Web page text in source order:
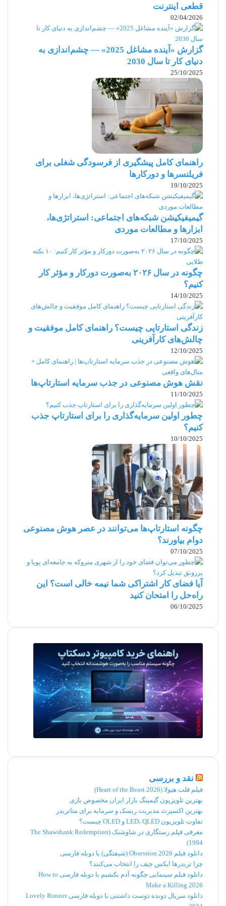
داشتن ظرفیت حمایت از شما و رشد روزافزون
توانایی تولید نتایج عالی
اخلاق کاری حرفه‌ای و توانایی کار به صورت
فریلنسینگ
داشتن درک روشنی از پروژه‌ها و مهارت‌های
لازم برایمدیریت پروژه
نگرش مثبت و فعال
داشتن مهارت‌های پایه و تمایل زیاد به یادگیری و
پیشرفت
منطقی بودن
داشتن تجربه در نقش‌ها و ساختارهای تیمی
مشابه
داشتن ارزش‌های مطابق با ارزش‌های شرکت
شما
علاقه به رشد و داشتن توانایی‌های بالقوۀ رهبری
3. برای مصاحبۀ تصویری برنامه‌ریزی
کنید.
تفاوت مراحل استخدام فریلنسر با استخدام سنتی در
چند مورد جزئی است. یکی از این تفاوت‌ها هم این
است که با فریلنسرهای منتخب به جای مصاحبۀ
حضوری، به‌صورت تلفنی و ویدئویی مصاحبه خواهید
کرد. به فریلنسرهای منتخب ایمیل یا پیام بدهید و
زمان مصاحبۀ ویدئویی را تعیین کنید. برای مصاحبۀ
آنلاین می‌توانید از پلتفرم‌هایی مصل زوم، گوگل
میت، تماس تصویری واتس اپ، اسکایپ و… استفاده
کنید.
در هنگام مصاحبه، تمام سؤالاتی را که برایتان مهم
است از فریلنسر بپرسید. بعد از آن دربارۀ توانایی‌ها و
مزیت‌هایی که می‌توانند به‌عنوان یک فریلنسر برای
سازمان شما داشته باشند سؤال کنید.
بعضی از سؤالات متداول برای استخدام فریلنسر
عبارت است از:
چند وقت است که به‌عنوان فریلنسر مشغول به
کار هستید؟
آیا پیش از این در پروژه‌های مشابه مشارکت
داشته‌اید؟
در هنگام دورکاری چه مشکلاتی برایتان پیش
می‌آید؟ چطور بر این مشکلات غلبه می‌کنید؟
شیوۀ ارتباطی شما با کارفرمایان چیست؟
وقتی به کمک نیاز داشته باشید، چگونه
درخواستتان را اعلام خواهید کرد؟
برای موفق شدن به چه ابزارها و امکاناتی نیاز
دارید؟
و…
قطعی اینترنت
02/04/2026
گزارش «آینده مشاغل 2025» — چشم‌اندازی به
دنیای کار تا سال 2030
25/10/2025
راهنمای کامل پیشگیری از فرسودگی شغلی برای
فریلنسرها و دورکارها
19/10/2025
گیمیفیکیشن شبکه‌های اجتماعی: استراتژی‌ها،
ابزارها و مطالعات موردی
17/10/2025
چگونه در سال ۲۰۲۶ به‌صورت دورکار و مؤثر کار
کنیم؟
14/10/2025
زندگی استارتاپی چیست؟ راهنمای کامل موفقیت و
چالش‌های کارآفرینی
12/10/2025
نقش هوش مصنوعی در جذب سرمایه استارتاپ‌ها
11/10/2025
چطور اولین سرمایه‌گذاری را برای استارتاپ جذب
کنیم؟
10/10/2025
چگونه استارتاپ‌ها می‌توانند در عصر هوش مصنوعی
دوام بیاورند؟
07/10/2025
آیا فضای کار اشتراکی شما نیمه‌ خالی است؟ این
راه‌حل را امتحان کنید
06/10/2025
نقد و بررسی
فیلم قلب هیولا (Heart of the Beast 2026)
بهترین تلویزیون گیمینگ بازار ایران مخصوص بازی
بهترین اکسپرت مدیریت ریسک و سرمایه برای متاتریدر
تفاوت تلویزیون LED، QLED و OLED چیست؟
معرفی فیلم رستگاری در شاوشنک (The Shawshank Redemption
1994)
دانلود فیلم Obsession 2026 (شیفتگی) با دوبله فارسی
چرا تریدرها ایکس چیف را انتخاب می‌کنند؟
دانلود فیلم سینمایی چگونه آدم بکشیم با دوبله فارسی How to
Make a Killing 2026
دانلود سریال دونده دوست داشتنی با دوبله فارسی Lovely Runner